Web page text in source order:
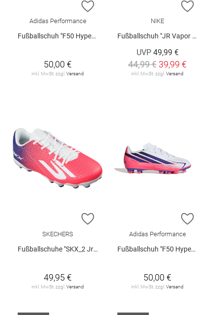
ZUR WUNSCHLISTE HINZUFÜGEN
Adidas Performance
Fußballschuh "F50 Hyperfast Club"
50,00 €
inkl. MwSt. zzgl. Versand
ZUR
NIKE
Fußballschuh "JR Vapor 17 Club FG/MG"
UVP 49,99 €
44,99 € 39,99 €
inkl. MwSt. zzgl. Versand
ZUR WUNSCHLISTE HINZUFÜGEN
SKECHERS
Fußballschuhe "SKX_2 Jr Youth MG"
49,95 €
inkl. MwSt. zzgl. Versand
ZUR
Adidas Performance
Fußballschuh "F50 Hyperfast Club FG/MG J"
50,00 €
inkl. MwSt. zzgl. Versand